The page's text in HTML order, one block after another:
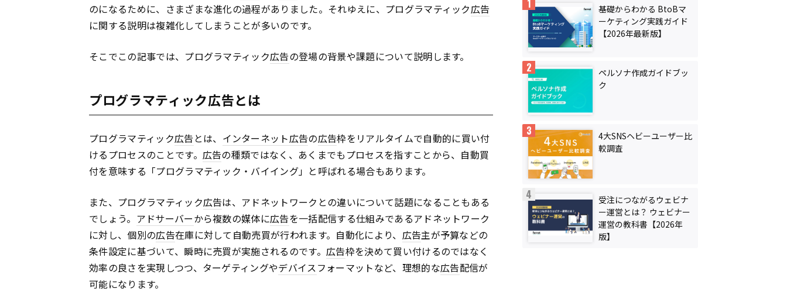
のになるために、さまざまな進化の過程がありました。それゆえに、プログラマティック広告
に関する説明は複雑化してしまうことが多いのです。
そこでこの記事では、プログラマティック広告の登場の背景や課題について説明します。
プログラマティック広告とは
プログラマティック広告 とは、 インターネット広告の広告枠をリアルタイムで自動的に買い付
けるプロセスのことです。 広告の種類ではなく、あくまでもプロセスを指すことから、自動買
付を意味する「プログラマティック・バイイング」と呼ばれる場合もあります。
また、プログラマティック広告は、アドネットワークとの違いについて話題になることもある
でしょう。 アドサーバーから複数の媒体に広告を一括配信する仕組みであるアドネットワーク
に対し、個別の広告在庫に対して自動売買が行われます。自動化により、 広告主が予算などの
条件設定に基づいて、瞬時に売買が実施されるのです。 広告枠を決めて買い付けるのではなく
効率の良さを実現しつつ、ターゲティングやデバイス フォーマットなど、理想的な広告配信が
可能になります。
基礎からわかる BtoBマ
ーケティング実践ガイド
【2026年最新版】
ペルソナ作成ガイドブッ
ク
4大SNSヘビーユーザー比
較調査
受注につながるウェビナ
ー運営とは？ ウェビナー
運営の教科書【2026年
版】